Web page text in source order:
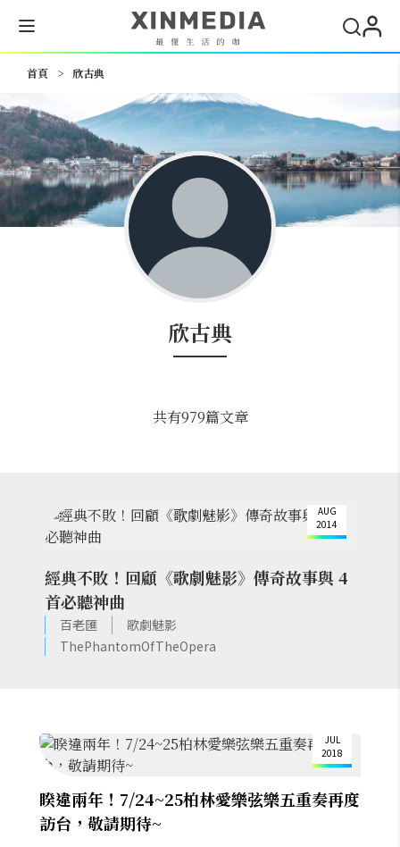
首頁 > 欣古典
欣古典
共有979篇文章
AUG
2014
經典不敗！回顧《歌劇魅影》傳奇故事與 4
首必聽神曲
百老匯
歌劇魅影
ThePhantomOfTheOpera
JUL
2018
睽違兩年！7/24~25柏林愛樂弦樂五重奏再度
訪台，敬請期待~